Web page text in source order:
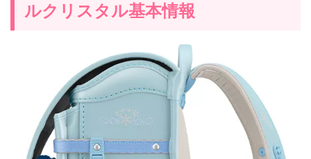
ルクリスタル基本情報